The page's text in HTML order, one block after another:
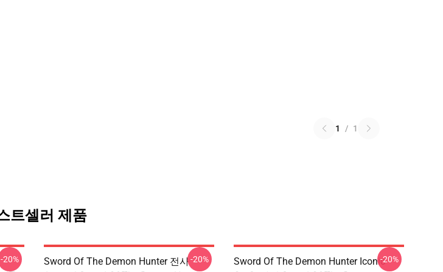
1 / 1
트셀러 제품
-20%
Sword Of The Demon Hunter 전사-20%
Sword Of The Demon Hunter Iconic-20%